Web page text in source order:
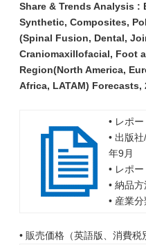
Share & Trends Analysis :
Synthetic, Composites,
(Spinal Fusion, Dental,
Craniomaxillofacial, Foot
Region(North America,
Africa, LATAM) Forecasts,
• レポ
• 出版社
年9月
• レポ
• 納品
• 産業
• 販売価格（英語版、消費税